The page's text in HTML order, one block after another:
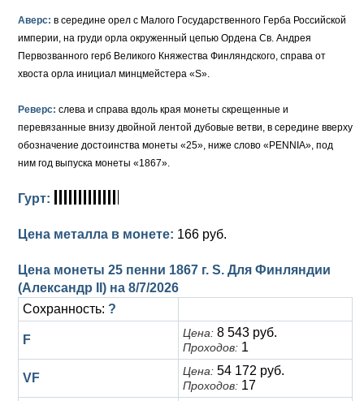
Для Молдавии и Валахии
Таврические монеты
Медь
Для Пруссии
Альбертусталер
Петр II (1727-1730)
Серебро
Медь
Для Речи Посполитой
Аверс: в середине орел с Малого Государственного Герба Российской
империи, на груди орла окруженный цепью Ордена Св. Андрея
Первозванного герб Великого Княжества Финляндского, справа от
хвоста орла инициал минцмейстера «S».
Реверс: слева и справа вдоль края монеты скрещенные и
перевязанные внизу двойной лентой дубовые ветви, в середине вверху
обозначение достоинства монеты «25», ниже слово «PENNIA», под
ним год выпуска монеты «1867».
Гурт:
Цена металла в монете: 166 руб.
Цена монеты 25 пенни 1867 г. S. Для Финляндии
(Александр II) на 8/7/2026
Сохранность: ?
F Цена: 8 543 руб.
Проходов: 1
VF Цена: 54 172 руб.
Проходов: 17